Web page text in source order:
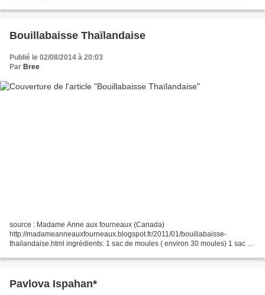
Bouillabaisse Thaïlandaise
Publié le 02/08/2014 à 20:03
Par Bree
source : Madame Anne aux fourneaux (Canada)
http://madameanneauxfourneaux.blogspot.fr/2011/01/bouillabaisse-
thailandaise.html ingrédients: 1 sac de moules ( environ 30 moules) 1 sac de
Pavlova Ispahan*